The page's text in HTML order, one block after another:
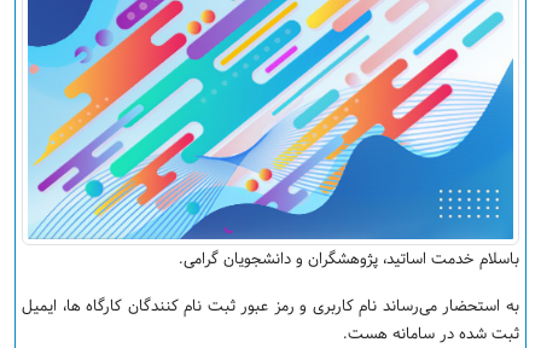
باسلام خدمت اساتید، پژوهشگران و دانشجویان گرامی.
به استحضار می‌رساند نام کاربری و رمز عبور ثبت نام کنندگان کارگاه ها، ایمیل
ثبت شده در سامانه هست.